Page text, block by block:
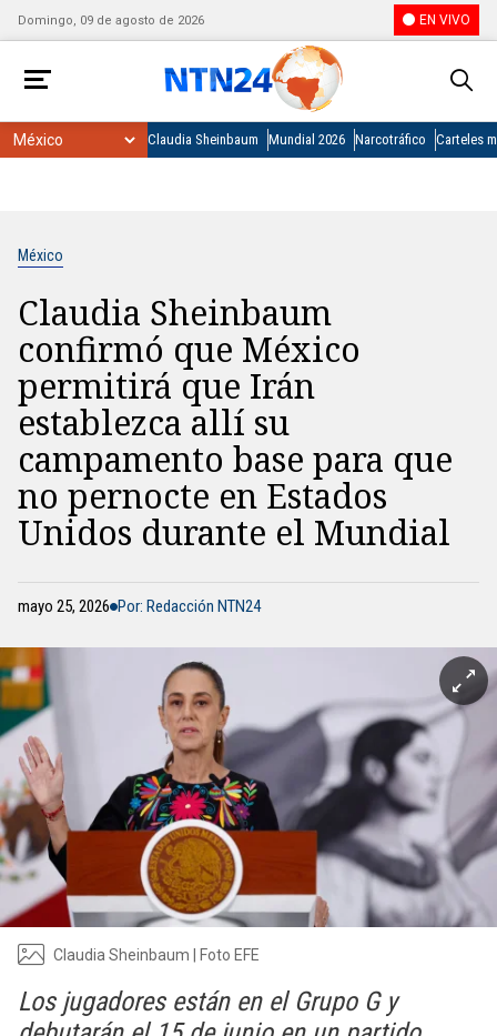
Domingo, 09 de agosto de 2026 EN VIVO
Claudia Sheinbaum Mundial 2026 Narcotráfico Carteles
México
Claudia Sheinbaum
confirmó que México
permitirá que Irán
establezca allí su
campamento base para que
no pernocte en Estados
Unidos durante el Mundial
mayo 25, 2026 Por: Redacción NTN24
Claudia Sheinbaum | Foto EFE
Los jugadores están en el Grupo G y